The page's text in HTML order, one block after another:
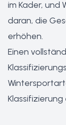
im Kader, und
daran, die
erhöhen.
Einen